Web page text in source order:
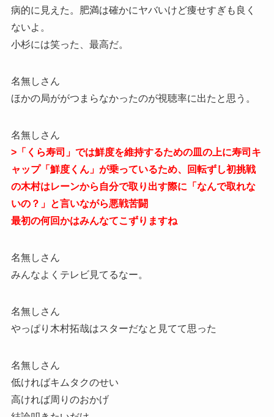
病的に見えた。肥満は確かにヤバいけど痩せすぎも良く
ないよ。
小杉には笑った、最高だ。
名無しさん
ほかの局ががつまらなかったのが視聴率に出たと思う。
名無しさん
>「くら寿司」では鮮度を維持するための皿の上に寿司キ
ャップ「鮮度くん」が乗っているため、回転ずし初挑戦
の木村はレーンから自分で取り出す際に「なんで取れな
いの？」と言いながら悪戦苦闘
最初の何回かはみんなてこずりますね
名無しさん
みんなよくテレビ見てるなー。
名無しさん
やっぱり木村拓哉はスターだなと見てて思った
名無しさん
低ければキムタクのせい
高ければ周りのおかげ